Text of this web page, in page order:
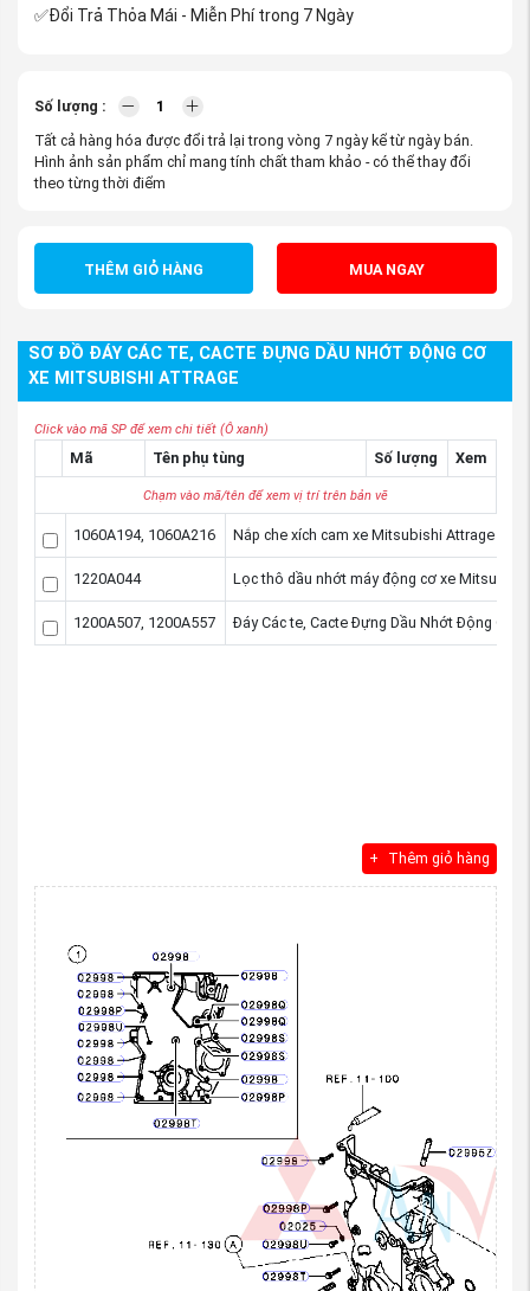
✅Đổi Trả Thỏa Mái - Miễn Phí trong 7 Ngày
Số lượng :
Tất cả hàng hóa được đổi trả lại trong vòng 7 ngày kể từ ngày bán.
Hình ảnh sản phẩm chỉ mang tính chất tham khảo - có thể thay đổi
theo từng thời điểm
THÊM GIỎ HÀNG MUA NGAY
SƠ ĐỒ ĐÁY CÁC TE, CACTE ĐỰNG DẦU NHỚT ĐỘNG CƠ
XE MITSUBISHI ATTRAGE
Click vào mã SP để xem chi tiết (Ô xanh)
Mã Tên phụ tùng Số lượng Xem
Chạm vào mã/tên để xem vị trí trên bản vẽ
1060A194, 1060A216 Nắp che xích cam xe Mitsubishi Attrage
1220A044 Lọc thô dầu nhớt máy động cơ xe
1200A507, 1200A557 Đáy Các te, Cacte Đựng Dầu Nhớt Động Cơ
Thêm giỏ hàng